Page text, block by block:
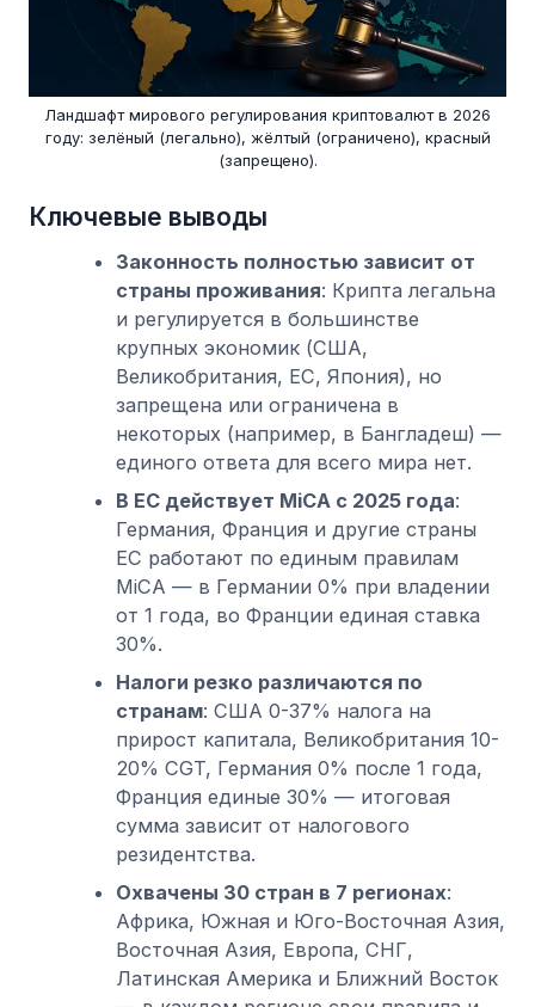
Ландшафт мирового регулирования криптовалют в 2026
году: зелёный (легально), жёлтый (ограничено), красный
(запрещено).
Ключевые выводы
Законность полностью зависит от
страны проживания: Крипта легальна
и регулируется в большинстве
крупных экономик (США,
Великобритания, ЕС, Япония), но
запрещена или ограничена в
некоторых (например, в Бангладеш) —
единого ответа для всего мира нет.
В ЕС действует MiCA с 2025 года:
Германия, Франция и другие страны
ЕС работают по единым правилам
MiCA — в Германии 0% при владении
от 1 года, во Франции единая ставка
30%.
Налоги резко различаются по
странам: США 0-37% налога на
прирост капитала, Великобритания 10-
20% CGT, Германия 0% после 1 года,
Франция единые 30% — итоговая
сумма зависит от налогового
резидентства.
Охвачены 30 стран в 7 регионах:
Африка, Южная и Юго-Восточная Азия,
Восточная Азия, Европа, СНГ,
Латинская Америка и Ближний Восток